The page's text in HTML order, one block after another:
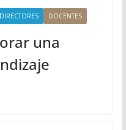
DIRECTORES DOCENTES
una